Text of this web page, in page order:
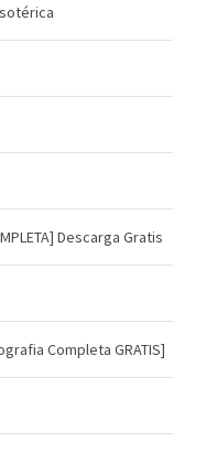
Descarga Gratis
Completa GRATIS]